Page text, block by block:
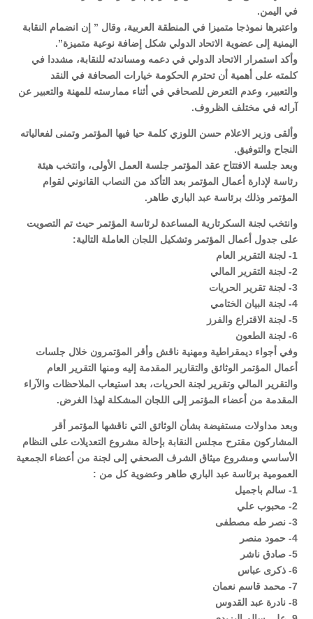
في اليمن.
واعتبرها نموذجا متميزا في المنطقة العربية، وقال ” إن انضمام النقابة
اليمنية إلى عضوية الاتحاد الدولي شكل إضافة نوعية متميزة”.
وأكد استمرار الاتحاد الدولي في دعمه ومساندته للنقابة، مشددا في
كلمته على أهمية أن تحترم الحكومة خيارات الصحافة في النقد
والتعبير، وعدم التعرض للصحافي في أثناء ممارسته للمهنة والتعبير عن
آرائه في مختلف الظروف.
وألقى وزير الاعلام حسن اللوزي كلمة حيا فيها المؤتمر وتمنى لفعالياته
النجاح والتوفيق.
وبعد جلسة الافتتاح عقد المؤتمر جلسة العمل الأولى، وانتخب هيئة
رئاسة لإدارة أعمال المؤتمر بعد التأكد من النصاب القانوني لقوام
المؤتمر وذلك برئاسة عبد الباري طاهر.
وانتخب لجنة السكرتارية المساعدة لرئاسة المؤتمر حيث تم التصويت
على جدول أعمال المؤتمر وتشكيل اللجان العاملة التالية:
1- لجنة التقرير العام
2- لجنة التقرير المالي
3- لجنة تقرير الحريات
4- لجنة البيان الختامي
5- لجنة الاقتراع والفرز
6- لجنة الطعون
وفي أجواء ديمقراطية ومهنية ناقش وأقر المؤتمرون خلال جلسات
أعمال المؤتمر الوثائق والتقارير المقدمة إليه ومنها التقرير العام
والتقرير المالي وتقرير لجنة الحريات، بعد استيعاب الملاحظات والآراء
المقدمة من أعضاء المؤتمر إلى اللجان المشكلة لهذا الغرض.
وبعد مداولات مستفيضة بشأن الوثائق التي ناقشها المؤتمر أقر
المشاركون مقترح مجلس النقابة بإحالة مشروع التعديلات على النظام
الأساسي ومشروع ميثاق الشرف الصحفي إلى لجنة من أعضاء الجمعية
العمومية برئاسة عبد الباري طاهر وعضوية كل من :
1- سالم باجميل
2- محبوب علي
3- نصر طه مصطفى
4- حمود منصر
5- صادق ناشر
6- ذكرى عباس
7- محمد قاسم نعمان
8- نادرة عبد القدوس